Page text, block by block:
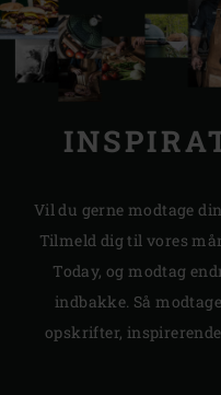
Vil du gerne modtage
Tilmeld dig til vores
Today, og modtag
indbakke. Så
opskrifter,